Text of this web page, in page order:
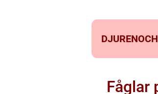
Fåglar